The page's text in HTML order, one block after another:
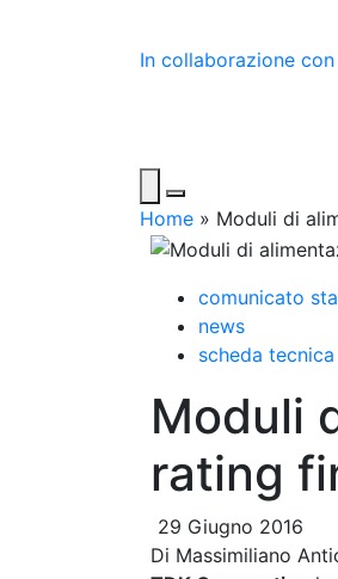
In collaborazione con
Home » Moduli di
comunicato
news
scheda tecnica
Moduli
rating
29 Giugno 2016
Di Massimiliano